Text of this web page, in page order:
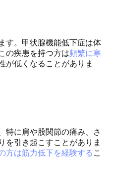
す。甲状腺機能低下症は体
の疾患を持つ方は頻繁に寒
が低くなることがありま
、特に肩や股関節の痛み、さ
を引き起こすことがありま
方は筋力低下を経験する こ